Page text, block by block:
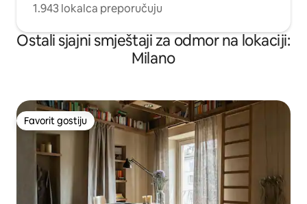
1.943 lokalca preporučuju
Ostali sjajni smještaji za odmor na lokaciji:
Milano
Favorit gostiju
Favorit gostiju